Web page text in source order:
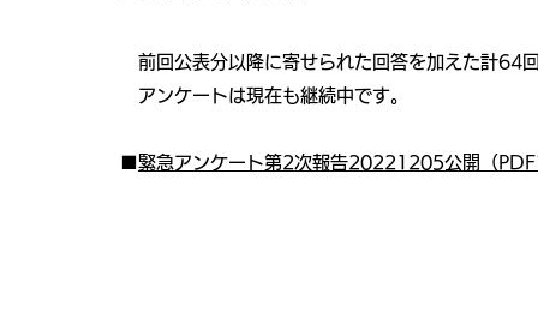
前回公表分以降に寄せられた回答を加えた計64
アンケートは現在も継続中です。
緊急アンケート第2次報告20221205公開（PDF